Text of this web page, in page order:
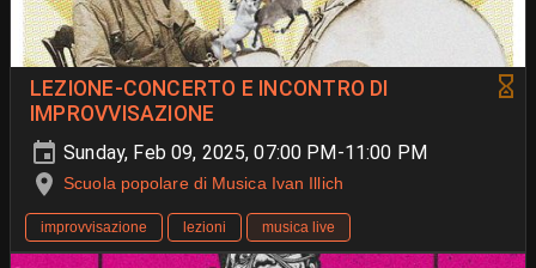
LEZIONE-CONCERTO E INCONTRO DI
IMPROVVISAZIONE
Sunday, Feb 09, 2025, 07:00 PM-11:00 PM
Scuola popolare di Musica Ivan Illich
improvvisazione lezioni musica live